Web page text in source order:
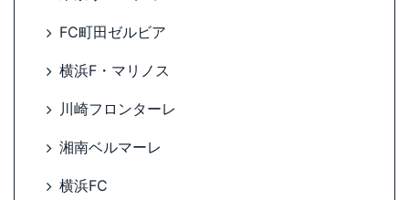
FC町田ゼルビア
横浜F・マリノス
川崎フロンターレ
湘南ベルマーレ
横浜FC